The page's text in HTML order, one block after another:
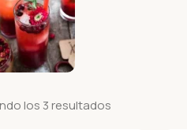
los 3 resultados